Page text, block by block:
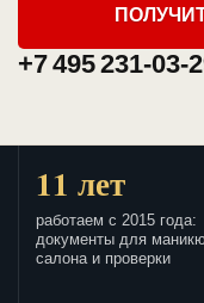
+7 495 231-03-
11 лет
работаем с 2015 года:
документы для
салона и проверки